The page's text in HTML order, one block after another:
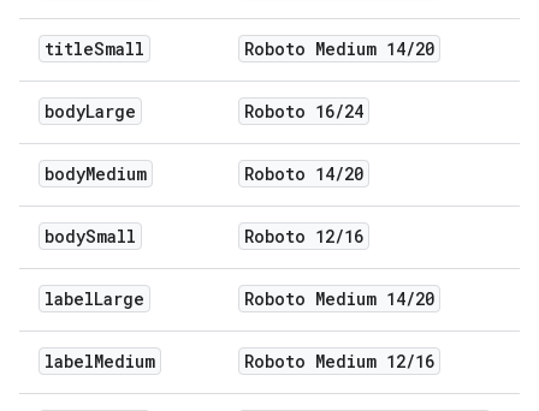
titleSmall Roboto Medium 14/20
bodyLarge Roboto 16/24
bodyMedium Roboto 14/20
bodySmall Roboto 12/16
labelLarge Roboto Medium 14/20
labelMedium Roboto Medium 12/16